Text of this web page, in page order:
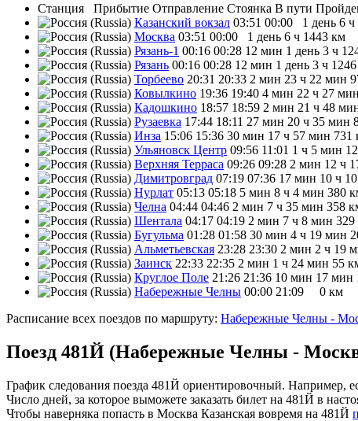
Станция
Прибытие Отправление Стоянка В пути
Казанский вокзал 03:51 00:00 1 день 6 ч
Москва 03:51 00:00 1 день 6 ч 1443 км
Рязань-1 00:16 00:28 12 мин 1 день 3 ч
Рязань 00:16 00:28 12 мин 1 день 3 ч
Торбеево 20:31 20:33 2 мин 23 ч 22 мин
Ковылкино 19:36 19:40 4 мин 22 ч 27 мин
Кадошкино 18:57 18:59 2 мин 21 ч 48
Рузаевка 17:44 18:11 27 мин 20 ч 35 мин
Инза 15:06 15:36 30 мин 17 ч 57 мин 731
Ульяновск Центр 09:56 11:01 1 ч 5 мин
Верхняя Терраса 09:26 09:28 2 мин 12 ч
Димитровград 07:19 07:36 17 мин 10 ч
Нурлат 05:13 05:18 5 мин 8 ч 4 мин 380
Челна 04:44 04:46 2 мин 7 ч 35 мин 358
Шентала 04:17 04:19 2 мин 7 ч 8 мин
Бугульма 01:28 01:58 30 мин 4 ч 19 мин
Альметьевская 23:28 23:30 2 мин 2 ч 19
Заинск 22:33 22:35 2 мин 1 ч 24 мин 55
Круглое Поле 21:26 21:36 10 мин 17 мин
Набережные Челны 00:00 21:09
0 км
Расписание всех поездов по маршруту: Набережные Челны -
Поезд 481Й (Набережные Челны -
График следования поезда 481Й ориентировочный. Например,
Число дней, за которое выможете заказать билет на 481Й в
Чтобы наверняка попасть в Москва Казанская вовремя на 481Й